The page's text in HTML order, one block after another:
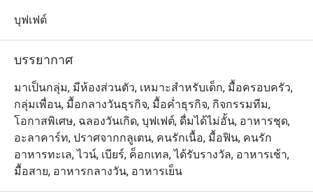
ฟู้ดที่สดใหม่ ซึ่งเชฟจะเลือกแต่วัตถุดิบที่สดใหม่เท่านั้น เพื่อ
พรีเมียม ตั้งอยู่ที่ชั้น G ของโรงแรม Bangkok Marriott
Marquis Queen’s Park เดินทางสะดวกจาก สถานีรถไฟฟ้า
BTS พร้อมพงษ์ โดดเด่นด้วยบรรยากาศหรูหราแต่เป็นกันเอง
พร้อมครัวเปิดให้ชมการปรุงอาหารแบบสดใหม่ ไฮไลต์เมนู
แนะนำ ได้แก่ เนื้อวากิวคุณภาพเยี่ยม หอยนางรมสด และ
ขนมหวานหลากหลายที่ต้องลอง
บุฟเฟต์
บรรยากาศ
มาเป็นกลุ่ม, มีห้องส่วนตัว, เหมาะสำหรับเด็ก, มื้อครอบครัว,
กลุ่มเพื่อน, มื้อกลางวันธุรกิจ, มื้อค่ำธุรกิจ, กิจกรรมทีม,
โอกาสพิเศษ, ฉลองวันเกิด, บุฟเฟต์, ดื่มได้ไม่อั้น, อาหารชุด,
อะลาคาร์ท, ปราศจากกลูเตน, คนรักเนื้อ, มื้อฟิน, คนรัก
อาหารทะเล, ไวน์, เบียร์, ค็อกเทล, ได้รับรางวัล, อาหารเช้า,
มื้อสาย, อาหารกลางวัน, อาหารเย็น